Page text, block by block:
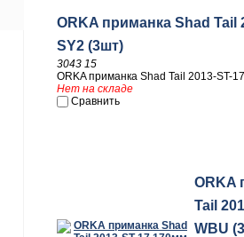
ORKA приманка Shad Tail
SY2 (3шт)
3043 15
ORKA приманка Shad Tail 2013-ST-
Нет на складе
Сравнить
ORKA
Tail
WBU